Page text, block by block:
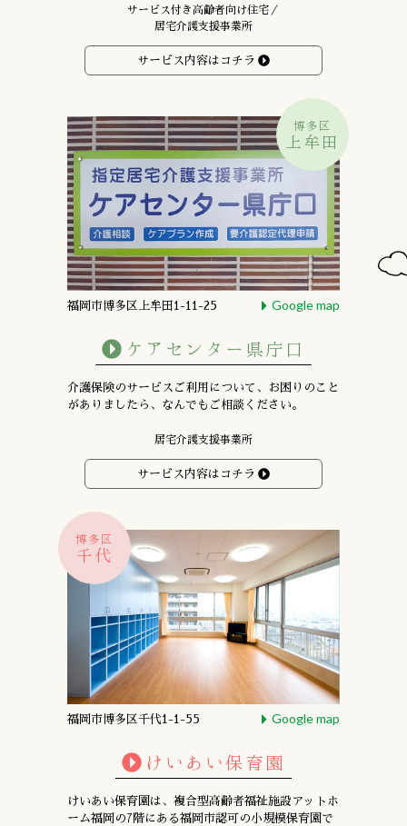
サービス付き高齢者向け住宅／
居宅介護支援事業所
サービス内容はコチラ
福岡市博多区上牟田1-11-25 Google map
博多区
上牟田
ケアセンター県庁口
介護保険のサービスご利用について、お困りのこと
がありましたら、なんでもご相談ください。
居宅介護支援事業所
サービス内容はコチラ
福岡市博多区千代1-1-55 Google map
博多区
千代
けいあい保育園
けいあい保育園は、複合型高齢者福祉施設アットホ
ーム福岡の7階にある福岡市認可の小規模保育園で